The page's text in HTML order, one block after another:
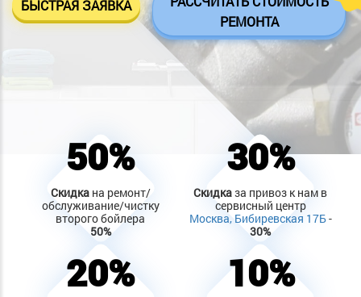
БЫСТРАЯ ЗАЯВКА
РЕМОНТА
50%
Скидкана ремонт/
обслуживание/чистку
второго бойлера
50%
30%
Скидказа привоз к нам в
сервисный центр
Москва, Бибиревская 17Б-
30%
20% 10%